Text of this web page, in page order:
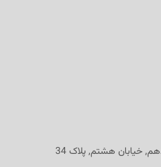
خیابان هشتم, پلاک 34